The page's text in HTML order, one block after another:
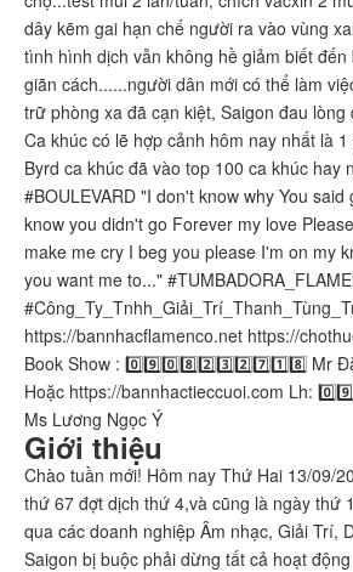
dây kẽm gai hạn chế người ra vào vùng
tình hình dịch vẫn không hề giảm biết
giãn cách......người dân mới có thể làm
trữ phòng xa đã cạn kiệt, Saigon đau lòng
Ca khúc có lẽ hợp cảnh hôm nay nhất là
Byrd ca khúc đã vào top 100 ca khúc hay
#BOULEVARD "I don't know why You
know you didn't go Forever my love
make me cry I beg you please I'm on my
you want me to..."
https://bannhacflamenco.net​​​​ https://
Book Show : 0️⃣9️⃣0️⃣8️⃣2️⃣3️⃣2️⃣7️⃣1️⃣8️⃣ Mr
Hoặc https://bannhactieccuoi.com​​​​ Lh:
Ms Lương Ngọc Ý
Giới thiệu
Chào tuần mới! Hôm nay Thứ Hai 13/09/
thứ 67 đợt dịch thứ 4,và cũng là ngày thứ
qua các doanh nghiệp Âm nhạc, Giải Trí,
Saigon bị buộc phải dừng tất cả hoạt